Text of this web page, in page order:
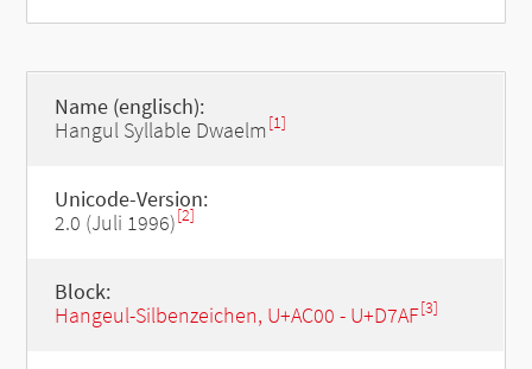
Name (englisch):
Hangul Syllable Dwaelm [1]
Unicode-Version:
2.0 (Juli 1996)[2]
Block:
Hangeul-Silbenzeichen, U+AC00 - U+D7AF[3]